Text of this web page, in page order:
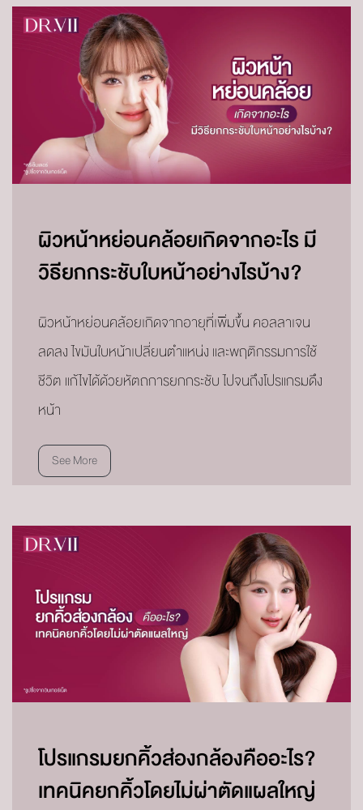
ผิวหน้าหย่อนคล้อยเกิดจากอะไร มี
วิธียกกระชับใบหน้าอย่างไรบ้าง?
ผิวหน้าหย่อนคล้อยเกิดจากอายุที่เพิ่มขึ้น คอลลาเจน
ลดลง ไขมันใบหน้าเปลี่ยนตำแหน่ง และพฤติกรรมการใช้
ชีวิต แก้ไขได้ด้วยหัตถการยกกระชับ ไปจนถึงโปรแกรมดึง
หน้า
See More
โปรแกรมยกคิ้วส่องกล้องคืออะไร?
เทคนิคยกคิ้วโดยไม่ผ่าตัดแผลใหญ่